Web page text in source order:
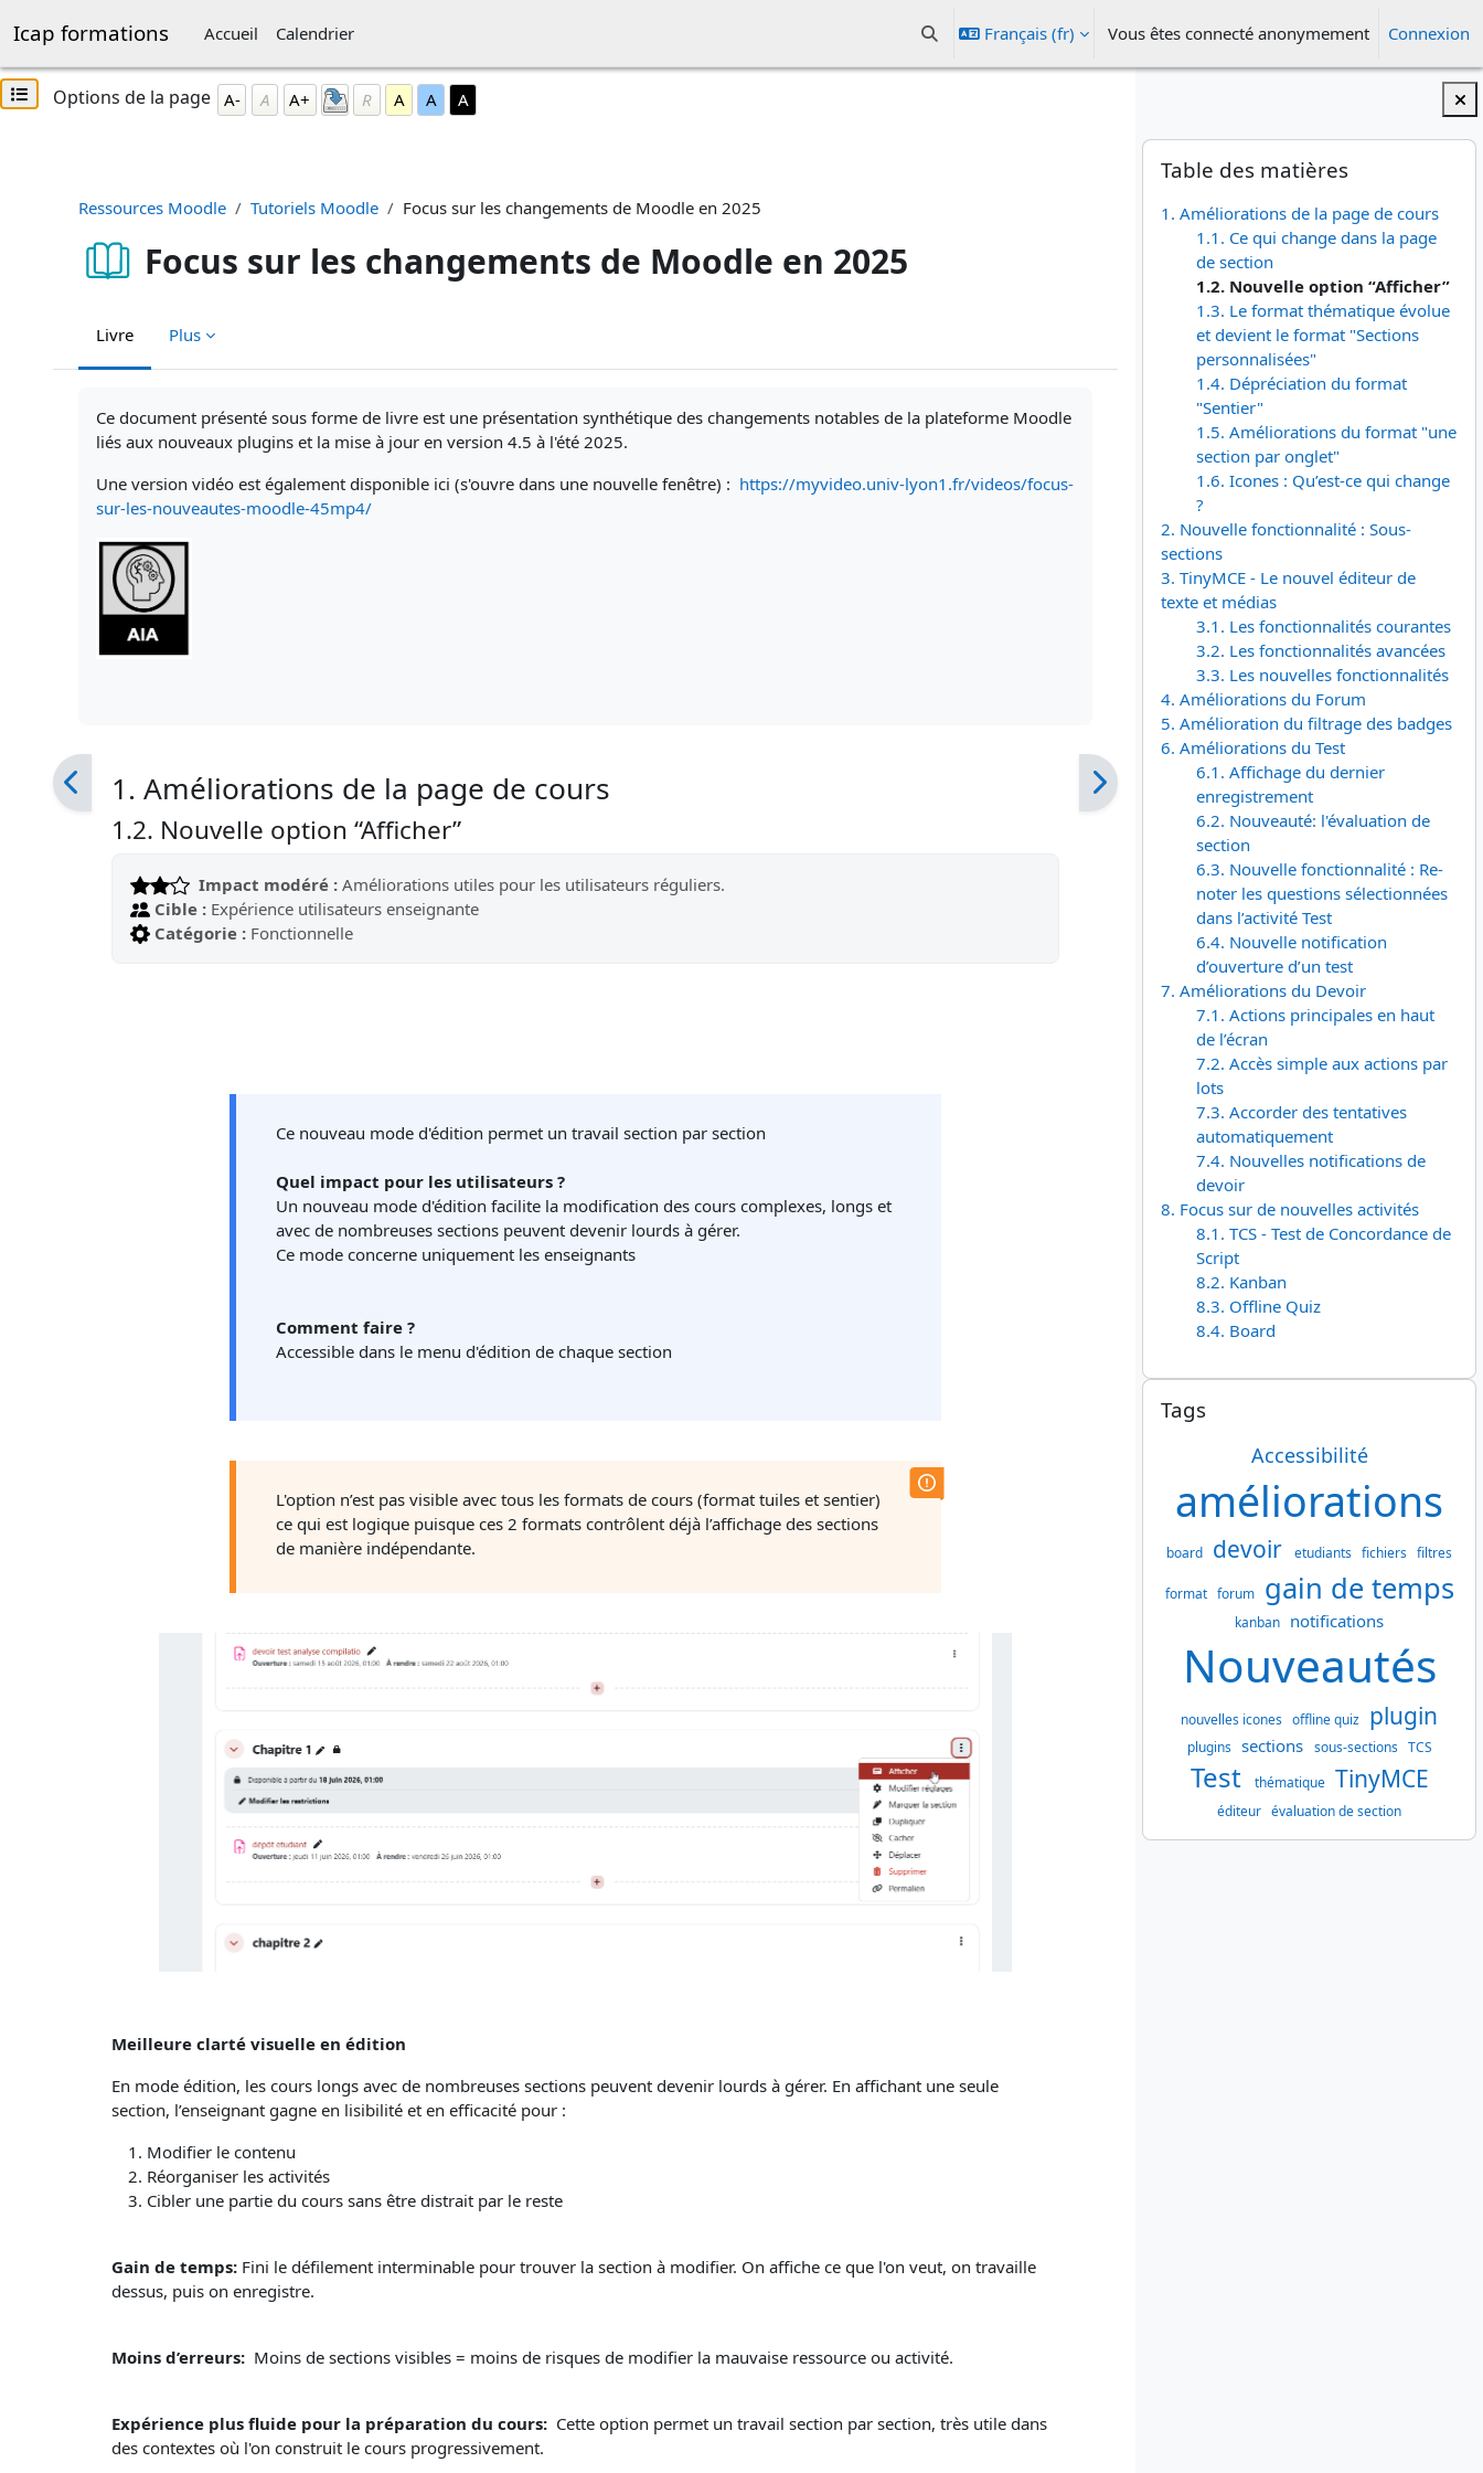
Icap formations Accueil Calendrier Activer/désactiver la saisie de recherche
Français ‎(fr)‎ Vous êtes connecté anonymement Connexion
Blocs
Passer Table des matières
Table des matières
1. Améliorations de la page de cours
1.1. Ce qui change dans la page
de section
1.2. Nouvelle option “Afficher”
1.3. Le format thématique évolue
et devient le format "Sections
personnalisées"
1.4. Dépréciation du format
"Sentier"
1.5. Améliorations du format "une
section par onglet"
1.6. Icones : Qu’est-ce qui change
?
2. Nouvelle fonctionnalité : Sous-
sections
3. TinyMCE - Le nouvel éditeur de
texte et médias
3.1. Les fonctionnalités courantes
3.2. Les fonctionnalités avancées
3.3. Les nouvelles fonctionnalités
4. Améliorations du Forum
5. Amélioration du filtrage des badges
6. Améliorations du Test
6.1. Affichage du dernier
enregistrement
6.2. Nouveauté: l'évaluation de
section
6.3. Nouvelle fonctionnalité : Re-
noter les questions sélectionnées
dans l’activité Test
6.4. Nouvelle notification
d’ouverture d’un test
7. Améliorations du Devoir
7.1. Actions principales en haut
de l’écran
7.2. Accès simple aux actions par
lots
7.3. Accorder des tentatives
automatiquement
7.4. Nouvelles notifications de
devoir
8. Focus sur de nouvelles activités
8.1. TCS - Test de Concordance de
Script
8.2. Kanban
8.3. Offline Quiz
8.4. Board
Passer Tags
Tags
Accessibilité
améliorations
board devoir etudiants fichiers filtres
format forum gain de temps
kanban notifications
Nouveautés
nouvelles icones offline quiz plugin
plugins sections sous-sections TCS
Test thématique TinyMCE
éditeur évaluation de section
Blocs
Passer Options de la page
Options de la page A- A A+ R A A A
Ouvrir l’index du cours
Ressources Moodle Tutoriels Moodle Focus sur les changements de Moodle en 2025
Focus sur les changements de Moodle en 2025
Livre Plus
Ce document présenté sous forme de livre est une présentation synthétique des changements notables de la plateforme Moodle
liés aux nouveaux plugins et la mise à jour en version 4.5 à l'été 2025.
Une version vidéo est également disponible ici (s'ouvre dans une nouvelle fenêtre) : https://myvideo.univ-lyon1.fr/videos/focus-
sur-les-nouveautes-moodle-45mp4/
1. Améliorations de la page de cours
1.2. Nouvelle option “Afficher”
Impact modéré : Améliorations utiles pour les utilisateurs réguliers.
Cible : Expérience utilisateurs enseignante
Catégorie : Fonctionnelle
Ce nouveau mode d'édition permet un travail section par section
Quel impact pour les utilisateurs ?
Un nouveau mode d'éditionfacilite la modification des cours complexes, longs et
avec de nombreuses sections peuvent devenir lourds à gérer.
Ce mode concerne uniquement les enseignants
Comment faire ?
Accessible dans le menu d'édition de chaque section
L'option n’est pas visible avec tous les formats de cours (format tuiles et sentier)
ce qui est logique puisque ces 2 formats contrôlent déjà l’affichage des sections
de manière indépendante.
Meilleure clarté visuelle en édition
En mode édition, les cours longs avec de nombreuses sections peuvent devenir lourds à gérer. En affichant une seule
section, l’enseignant gagne en lisibilité et en efficacité pour :
Modifier le contenu
Réorganiser les activités
Cibler une partie du cours sans être distrait par le reste
Gain de temps: Fini le défilement interminable pour trouver la section à modifier. On affiche ce que l'on veut, on travaille
dessus, puis on enregistre.
Moins d’erreurs: Moins de sections visibles = moins de risques de modifier la mauvaise ressource ou activité.
Expérience plus fluide pour la préparation du cours: Cette option permet un travail section par section, très utile dans
des contextes où l'on construit le cours progressivement.